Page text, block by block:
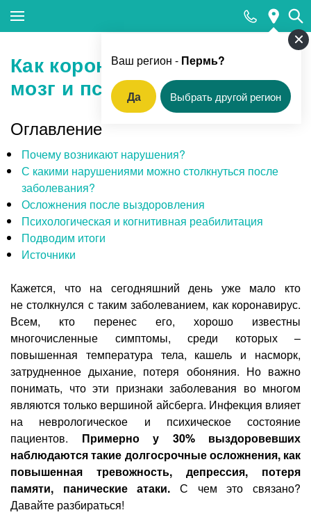
Ваш регион - Пермь?
Да Выбрать другой регион
Популярные запросы
МРТ
КТ
Прием гинеколога
УЗИ
Приём врача-стоматолога
Лазерная коррекция зрения
Как коронавирус влияет на
мозг и психику?
Оглавление
Почему возникают нарушения?
С какими нарушениями можно столкнуться после
заболевания?
Осложнения после выздоровления
Психологическая и когнитивная реабилитация
Подводим итоги
Источники
Кажется, что на сегодняшний день уже мало кто
не столкнулся с таким заболеванием, как коронавирус.
Всем, кто перенес его, хорошо известны
многочисленные симптомы, среди которых –
повышенная температура тела, кашель и насморк,
затрудненное дыхание, потеря обоняния. Но важно
понимать, что эти признаки заболевания во многом
являются только вершиной айсберга. Инфекция влияет
на неврологическое и психическое состояние
пациентов. Примерно у 30% выздоровевших
наблюдаются такие долгосрочные осложнения, как
повышенная тревожность, депрессия, потеря
памяти, панические атаки. С чем это связано?
Давайте разбираться!